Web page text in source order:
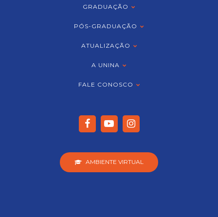
GRADUAÇÃO
PÓS-GRADUAÇÃO
ATUALIZAÇÃO
A UNINA
FALE CONOSCO
AMBIENTE VIRTUAL